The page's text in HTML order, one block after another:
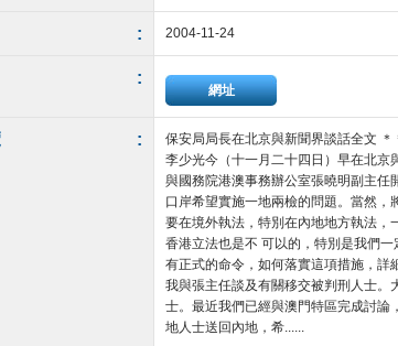
: 2004-11-24
:
網址
:
保安局局長在北京與新聞界談話全文
李少光今（十一月二十四日）早在北京
與國務院港澳事務辦公室張曉明副主任
口岸希望實施一地兩檢的問題。當然，
要在境外執法，特別在內地地方執法，
香港立法也是不 可以的，特別是我們
有正式的命令，如何落實這項措施，詳
我與張主任談及有關移交被判刑人士。
士。最近我們已經與澳門特區完成討論
地人士送回內地，希......